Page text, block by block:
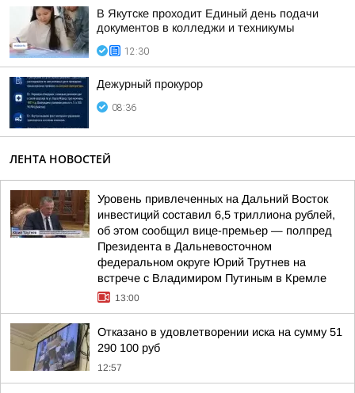
В Якутске проходит Единый день подачи
документов в колледжи и техникумы
12:30
Дежурный прокурор
08:36
ЛЕНТА НОВОСТЕЙ
Уровень привлеченных на Дальний Восток
инвестиций составил 6,5 триллиона рублей,
об этом сообщил вице-премьер — полпред
Президента в Дальневосточном
федеральном округе Юрий Трутнев на
встрече с Владимиром Путиным в Кремле
13:00
Отказано в удовлетворении иска на сумму 51
290 100 руб
12:57